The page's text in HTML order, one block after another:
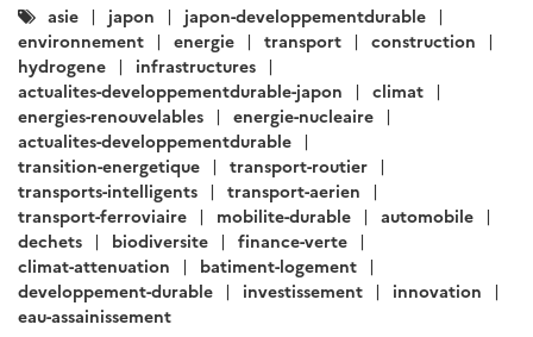
Catégories
:
asie japon
japon-developpementdurable
environnement
energie transport
construction
hydrogene
infrastructures
actualites-developpementdurable-japon
climat
energies-renouvelables
energie-nucleaire
actualites-developpementdurable
transition-energetique
transport-routier
transports-intelligents
transport-aerien
transport-ferroviaire
mobilite-durable
automobile
dechets
biodiversite
finance-verte
climat-attenuation
batiment-logement
developpement-durable
investissement
innovation
eau-assainissement